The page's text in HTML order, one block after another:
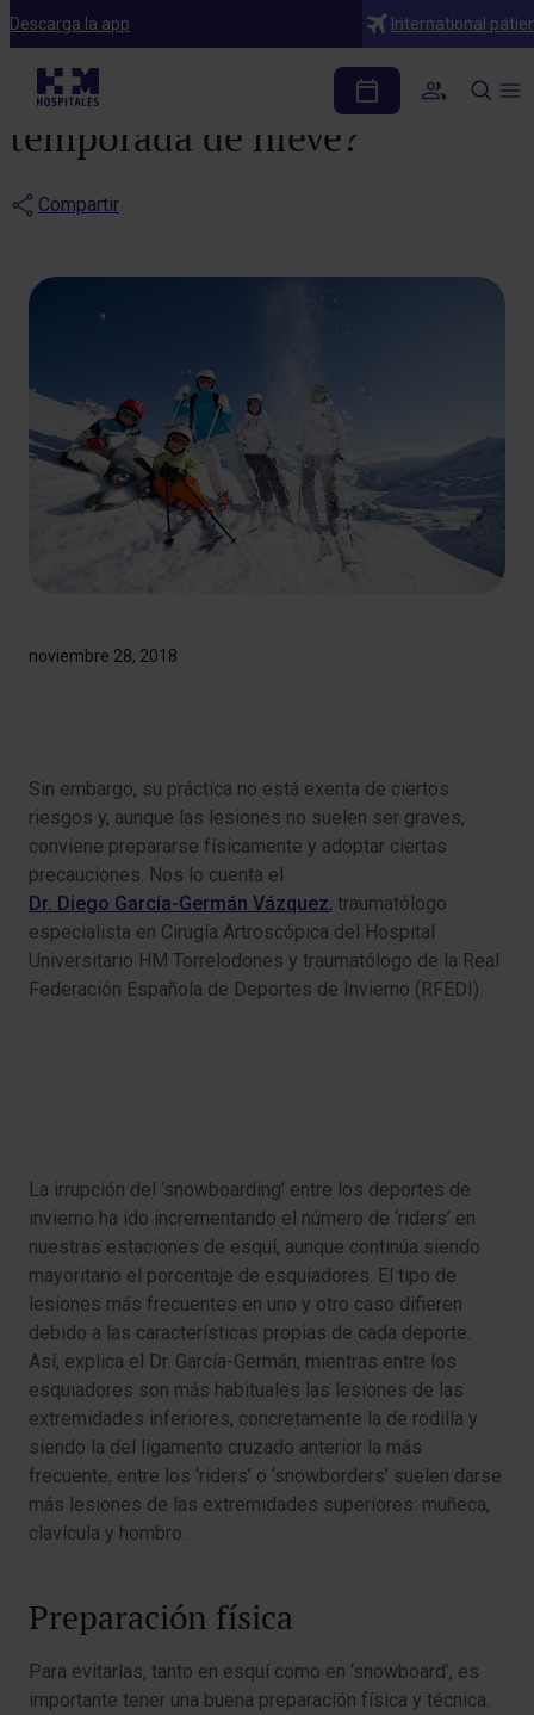
Descarga la app International
Noticias
¿Preparado para la
temporada de nieve?
Compartir
noviembre 28, 2018
Sin embargo, su práctica no está exenta de ciertos
riesgos y, aunque las lesiones no suelen ser graves,
conviene prepararse físicamente y adoptar ciertas
precauciones. Nos lo cuenta el
Dr. Diego García-Germán Vázquez, traumatólogo
especialista en Cirugía Artroscópica del Hospital
Universitario HM Torrelodones y traumatólogo de la Real
Federación Española de Deportes de Invierno (RFEDI).
La irrupción del ‘snowboarding’ entre los deportes de
invierno ha ido incrementando el número de ‘riders’ en
nuestras estaciones de esquí, aunque continúa siendo
mayoritario el porcentaje de esquiadores. El tipo de
lesiones más frecuentes en uno y otro caso difieren
debido a las características propias de cada deporte.
Así, explica el Dr. García-Germán, mientras entre los
esquiadores son más habituales las lesiones de las
extremidades inferiores, concretamente la de rodilla y
siendo la del ligamento cruzado anterior la más
frecuente, entre los ‘riders’ o ‘snowborders’ suelen darse
más lesiones de las extremidades superiores: muñeca,
clavícula y hombro.
Preparación física
Para evitarlas, tanto en esquí como en ‘snowboard’, es
importante tener una buena preparación física y técnica.